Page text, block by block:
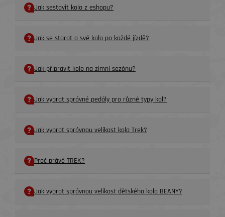
Jak sestavit kolo z eshopu?
Jak se starat o své kolo po každé jízdě?
Jak připravit kolo na zimní sezónu?
Jak vybrat správné pedály pro různé typy kol?
Jak vybrat správnou velikost kola Trek?
Proč právě TREK?
Jak vybrat správnou velikost dětského kola BEANY?